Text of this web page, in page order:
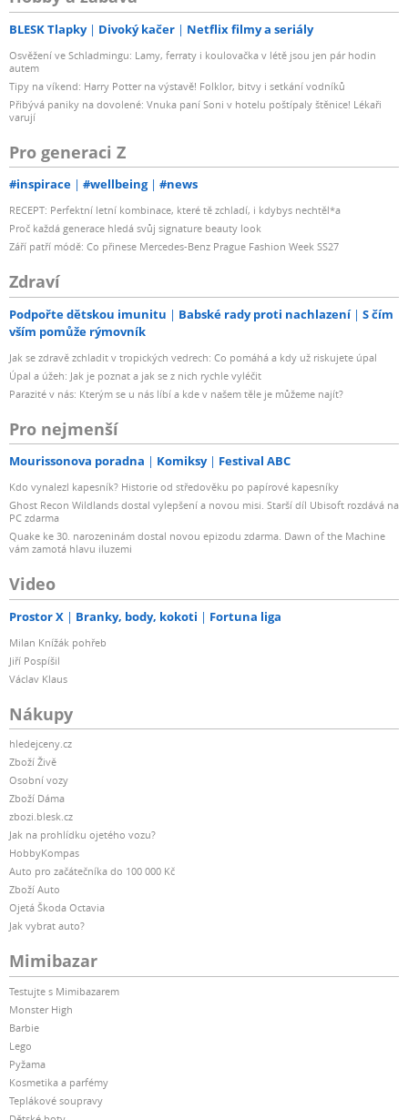
BLESK Tlapky Divoký kačer Netflix filmy a seriály
Osvěžení ve Schladmingu: Lamy, ferraty i koulovačka v létě jsou jen pár hodin
autem
Tipy na víkend: Harry Potter na výstavě! Folklor, bitvy i setkání vodníků
Přibývá paniky na dovolené: Vnuka paní Soni v hotelu poštípaly štěnice! Lékaři
varují
Pro generaci Z
#inspirace #wellbeing #news
RECEPT: Perfektní letní kombinace, které tě zchladí, i kdybys nechtěl*a
Proč každá generace hledá svůj signature beauty look
Září patří módě: Co přinese Mercedes-Benz Prague Fashion Week SS27
Zdraví
Podpořte dětskou imunitu Babské rady proti nachlazení
S čím
vším pomůže rýmovník
Jak se zdravě zchladit v tropických vedrech: Co pomáhá a kdy už riskujete úpal
Úpal a úžeh: Jak je poznat a jak se z nich rychle vyléčit
Parazité v nás: Kterým se u nás líbí a kde v našem těle je můžeme najít?
Pro nejmenší
Mourissonova poradna Komiksy Festival ABC
Kdo vynalezl kapesník? Historie od středověku po papírové kapesníky
Ghost Recon Wildlands dostal vylepšení a novou misi. Starší díl Ubisoft rozdává na
PC zdarma
Quake ke 30. narozeninám dostal novou epizodu zdarma. Dawn of the Machine
vám zamotá hlavu iluzemi
Video
Prostor X Branky, body, kokoti Fortuna liga
Milan Knížák pohřeb
Jiří Pospíšil
Václav Klaus
Nákupy
hledejceny.cz
Zboží Živě
Osobní vozy
Zboží Dáma
zbozi.blesk.cz
Jak na prohlídku ojetého vozu?
HobbyKompas
Auto pro začátečníka do 100 000 Kč
Zboží Auto
Ojetá Škoda Octavia
Jak vybrat auto?
Mimibazar
Testujte s Mimibazarem
Monster High
Barbie
Lego
Pyžama
Kosmetika a parfémy
Teplákové soupravy